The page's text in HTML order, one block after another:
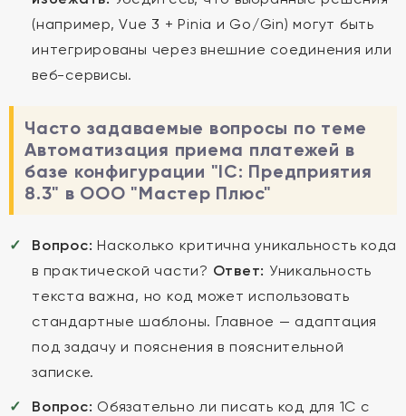
(например, Vue 3 + Pinia и Go/Gin) могут быть
интегрированы через внешние соединения или
веб-сервисы.
Часто задаваемые вопросы по теме
Автоматизация приема платежей в
базе конфигурации "lC: Предприятия
8.3" в ООО "Мастер Плюс"
Вопрос: Насколько критична уникальность кода
в практической части? Ответ: Уникальность
текста важна, но код может использовать
стандартные шаблоны. Главное — адаптация
под задачу и пояснения в пояснительной
записке.
Вопрос: Обязательно ли писать код для 1С с